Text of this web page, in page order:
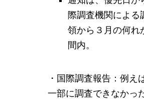
際調査機関による
領から３月の何れ
間内。
・国際調査報告：例え
一部に調査できなかっ